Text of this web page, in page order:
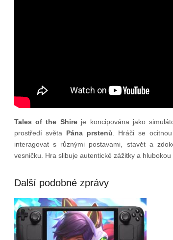
Tales of the Shireje koncipována jako
prostředí světa Pána prstenů. Hráči se
interagovat s různými postavami, stavět a
vesničku. Hra slibuje autentické zážitky a
Další podobné zprávy